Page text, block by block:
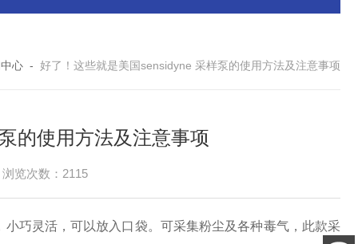
心 - 好了！这些就是美国sensidyne 采样泵的使用方法及注意事项
的使用方法及注意事项
浏览次数：2115
巧灵活，可以放入口袋。可采集粉尘及各种毒气，此款采